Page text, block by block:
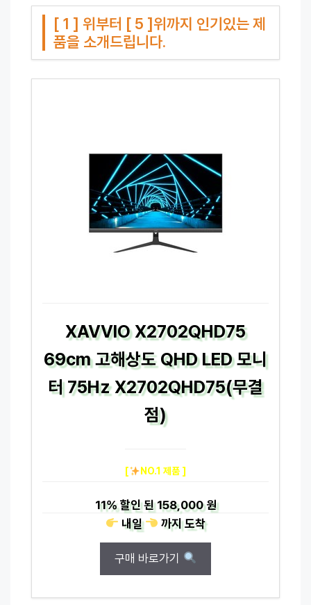
[ 1 ] 위부터 [ 5 ]위까지 인기있는 제
품을 소개드립니다.
XAVVIO X2702QHD75
69cm 고해상도 QHD LED 모니
터 75Hz X2702QHD75(무결
점)
[ NO.1 제품 ]
11%할인 된158,000 원
내일
까지도착
구매 바로가기